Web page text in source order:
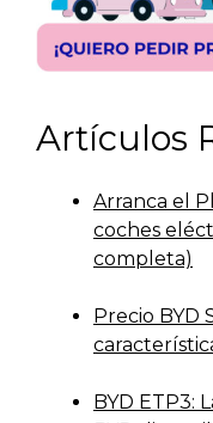
Artículos
Arranca el
coches
completa)
Precio BYD
BYD ETP3: